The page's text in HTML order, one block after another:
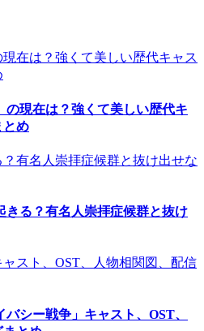
の現在は？強くて美しい歴代キ
とめ
きる？有名人崇拝症候群と抜け
バシー戦争」キャスト、OST、